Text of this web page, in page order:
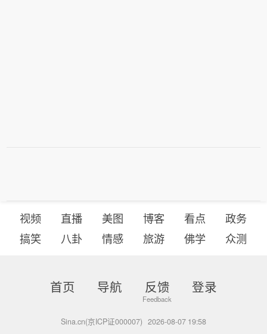
视频 直播 美图 博客 看点
政务
搞笑
八卦 情感 旅游 佛学 众测
首页 导航 反馈 登录
Sina.cn(京ICP证000007) 2026-08-07 19:58